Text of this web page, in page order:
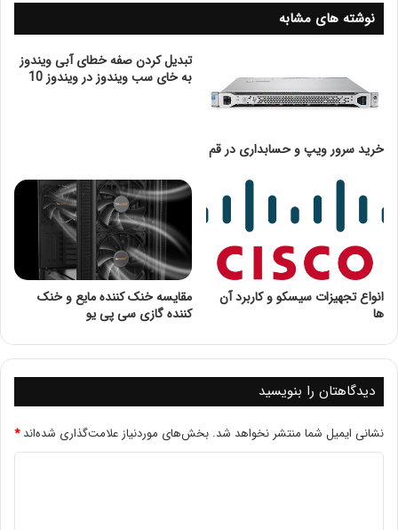
فیلتر کردن ورودی‌ها:
نتیجه‌گیری نهایی
گوش دادن به اتصالات ورودی:
استفاده از تابع listen().
پذیرش اتصالات:
استفاده از تابع accept().
نوشته های مشابه
خرید سرور ویپ و حسابداری در قم
تبدیل کردن صفه خطای آبی ویندوز
به خای سب ویندوز در ویندوز 10
انواع تجهیزات سیسکو و کاربرد آن
ها
مقایسه خنک کننده مایع و خنک
کننده گازی سی پی یو
دیدگاهتان را بنویسید
نشانی ایمیل شما منتشر نخواهد شد. بخش‌های موردنیاز علامت‌گذاری شده‌اند*